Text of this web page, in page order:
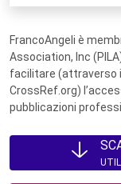
FrancoAngeli è
Association, Inc
facilitare (attraverso
CrossRef.org)
pubblicazioni